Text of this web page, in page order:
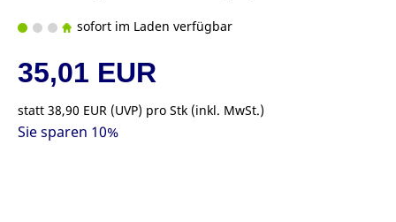
sofort im Laden verfügbar
35,01 EUR
statt 38,90 EUR (UVP) pro Stk (inkl. MwSt.)
Sie sparen 10%